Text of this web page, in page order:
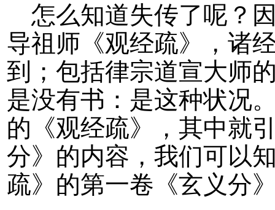
怎么知道失传了呢？
导祖师《观经疏》，诸
到；包括律宗道宣大师
是没有书：是这种状况
的《观经疏》，其中就
分》的内容，我们可以
疏》的第一卷《玄义分